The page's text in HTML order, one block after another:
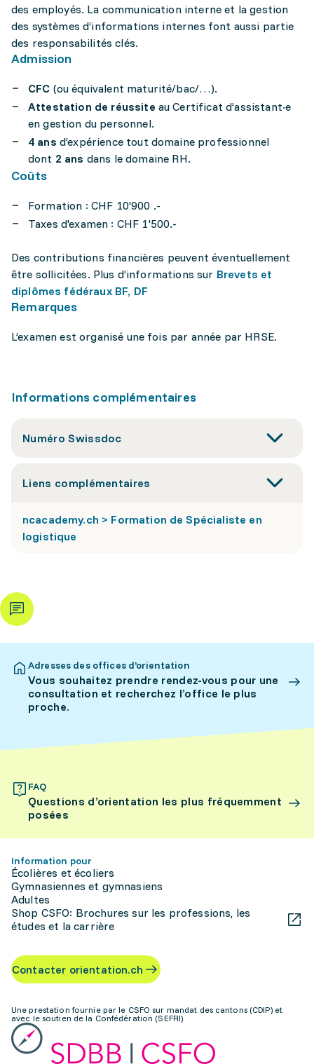
des employés. La communication interne et la gestion
des systèmes d’informations internes font aussi partie
des responsabilités clés.
Admission
CFC (ou équivalent maturité/bac/…).
Attestation de réussite au Certificat d’assistant·e
en gestion du personnel.
4 ans d’expérience tout domaine professionnel
dont 2 ans dans le domaine RH.
Coûts
Formation : CHF 10'900 .-
Taxes d'examen : CHF 1'500.-
Des contributions financières peuvent éventuellement
être sollicitées. Plus d’informations sur Brevets et
diplômes fédéraux BF, DF
Remarques
L’examen est organisé une fois par année par HRSE.
Informations complémentaires
Numéro Swissdoc
Liens complémentaires
ncacademy.ch > Formation de Spécialiste en
logistique
Adresses des offices d’orientation
Vous souhaitez prendre rendez-vous pour une
consultation et recherchez l’office le plus
proche.
FAQ
Questions d’orientation les plus fréquemment
posées
Information pour
Écolières et écoliers
Gymnasiennes et gymnasiens
Adultes
Shop CSFO: Brochures sur les professions, les
études et la carrière
Contacter orientation.ch
Une prestation fournie par le CSFO sur mandat des cantons (CDIP) et
avec le soutien de la Confédération (SEFRI)